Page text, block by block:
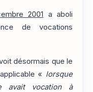
2001 a aboli
de vocations
désormais que le
« lorsque
avait vocation à